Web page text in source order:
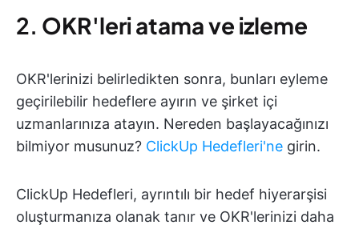
2. OKR'leri atama ve izleme
OKR'lerinizi belirledikten sonra, bunları eyleme
geçirilebilir hedeflere ayırın ve şirket içi
uzmanlarınıza atayın. Nereden başlayacağınızı
bilmiyor musunuz? ClickUp Hedefleri'ne girin.
ClickUp Hedefleri, ayrıntılı bir hedef hiyerarşisi
oluşturmanıza olanak tanır ve OKR'lerinizi daha